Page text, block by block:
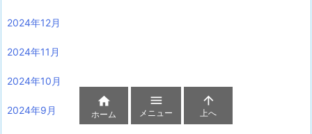
2024年12月
2024年11月
2024年10月
2024年9月

ホーム

メニュー

上へ